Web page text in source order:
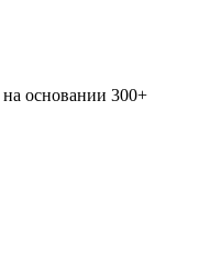
на основании 300+